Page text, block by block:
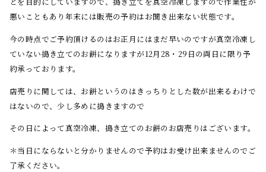
悪いこともあり年末には販売の予約はお聞き出来ない状態です。
今の時点でご予約頂けるのはお正月にはまだ早いのですが真空冷凍し
ていない搗き立てのお餅になりますが12月28・29日の両日に限り予
約承っております。
店売りに関しては、お餅というのはきっちりとした数が出来るわけで
はないので、少し多めに搗きますので
その日によって真空冷凍、搗き立てのお餅のお店売りはございます。
＊当日にならないと分かりませんので予約はお受け出来ませんのでご
了承ください。